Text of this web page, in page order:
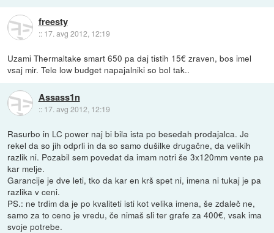
freesty
:: 17. avg 2012, 12:19
Uzami Thermaltake smart 650 pa daj tistih 15€ zraven, bos imel
vsaj mir. Tele low budget napajalniki so bol tak..
Assass1n
:: 17. avg 2012, 12:19
Rasurbo in LC power naj bi bila ista po besedah prodajalca. Je
rekel da so jih odprli in da so samo dušilke drugačne, da velikih
razlik ni. Pozabil sem povedat da imam notri še 3x120mm vente pa
kar melje.
Garancije je dve leti, tko da kar en krš spet ni, imena ni tukaj je pa
razlika v ceni.
PS.: ne trdim da je po kvaliteti isti kot velika imena, še zdaleč ne,
samo za to ceno je vredu, če nimaš sli ter grafe za 400€, vsak ima
svoje potrebe.